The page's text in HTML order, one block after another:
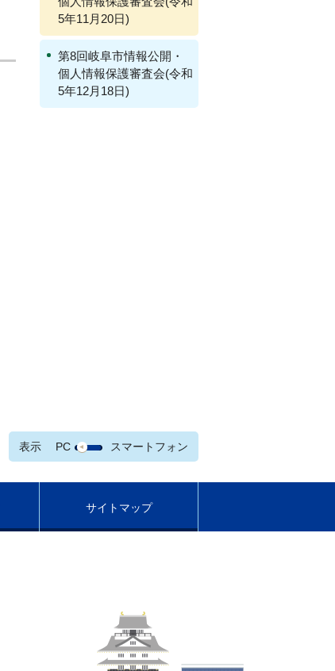
5年11月20日)
第8回岐阜市情報公開・
個人情報保護審査会(令和
5年12月18日)
表示 PC スマートフォン
サイトマップ